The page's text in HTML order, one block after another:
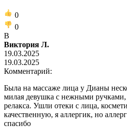
0
0
В
Виктория Л.
19.03.2025
19.03.2025
Комментарий:
Была на массаже лица у Дианы
милая девушка с нежными ручками,
релакса. Ушли отеки с лица,
качественную, я аллергик, но
спасибо